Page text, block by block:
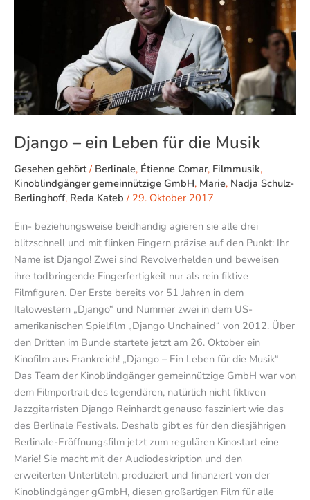
Django – ein Leben für die Musik
Gesehen gehört/ Berlinale, Étienne Comar, Filmmusik,
Kinoblindgänger gemeinnützige GmbH, Marie, Nadja Schulz-
Berlinghoff, Reda Kateb / 29. Oktober 2017
Ein- beziehungsweise beidhändig agieren sie alle drei
blitzschnell und mit flinken Fingern präzise auf den Punkt: Ihr
Name ist Django! Zwei sind Revolverhelden und beweisen
ihre todbringende Fingerfertigkeit nur als rein fiktive
Filmfiguren. Der Erste bereits vor 51 Jahren in dem
Italowestern „Django“ und Nummer zwei in dem US-
amerikanischen Spielfilm „Django Unchained“ von 2012. Über
den Dritten im Bunde startete jetzt am 26. Oktober ein
Kinofilm aus Frankreich! „Django – Ein Leben für die Musik“
Das Team der Kinoblindgänger gemeinnützige GmbH war von
dem Filmportrait des legendären, natürlich nicht fiktiven
Jazzgitarristen Django Reinhardt genauso fasziniert wie das
des Berlinale Festivals. Deshalb gibt es für den diesjährigen
Berlinale-Eröffnungsfilm jetzt zum regulären Kinostart eine
Marie! Sie macht mit der Audiodeskription und den
erweiterten Untertiteln, produziert und finanziert von der
Kinoblindgänger gGmbH, diesen großartigen Film für alle